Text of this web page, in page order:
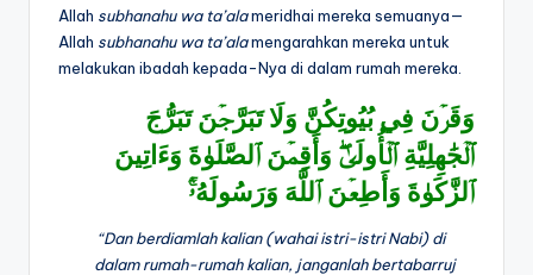
Allah subhanahu wa ta’alameridhai mereka semuanya—
Allah subhanahu wa ta’alamengarahkan mereka untuk
melakukan ibadah kepada-Nya di dalam rumah mereka.
وَقَرۡنَ فِي بُيُوتِكُنَّ وَلَا تَبَرَّجۡنَ تَبَرُّجَ
ٱلۡجَٰهِلِيَّةِ ٱلۡأُولَىٰۖ وَأَقِمۡنَ ٱلصَّلَوٰةَ وَءَاتِينَ
ٱلزَّكَوٰةَ وَأَطِعۡنَ ٱللَّهَ وَرَسُولَهُۥٓۚ
“Dan berdiamlah kalian (wahai istri-istri Nabi) di
dalam rumah-rumah kalian, janganlah bertabarruj